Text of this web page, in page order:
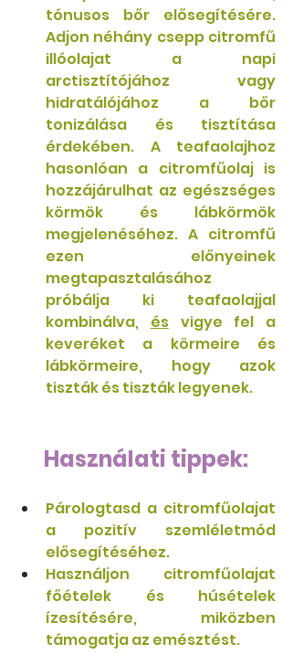
tónusos bőr elősegítésére.
Adjon néhány csepp citromfű
illóolajat a napi
arctisztítójához vagy
hidratálójához a bőr
tonizálása és tisztítása
érdekében. A teafaolajhoz
hasonlóan a citromfűolaj is
hozzájárulhat az egészséges
körmök és lábkörmök
megjelenéséhez. A citromfű
ezen előnyeinek
megtapasztalásához
próbálja ki teafaolajjal
kombinálva, és vigye fel a
keveréket a körmeire és
lábkörmeire, hogy azok
tiszták és tiszták legyenek.
Használati tippek:
Párologtasd a citromfűolajat
a pozitív szemléletmód
elősegítéséhez.
Használjon citromfűolajat
főételek és húsételek
ízesítésére, miközben
támogatja az emésztést.